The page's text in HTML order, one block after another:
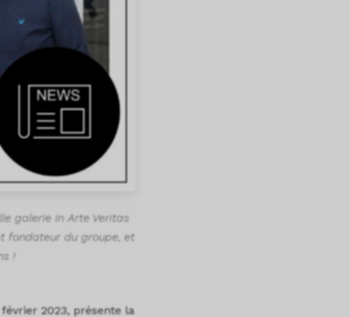
galerie In Arte Veritas
fondateur du groupe, et
!
2023, présente la